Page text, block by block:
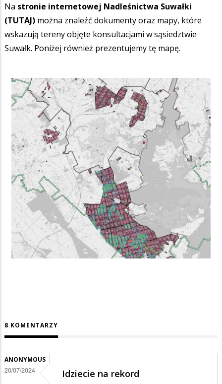
Na stronie internetowej Nadleśnictwa Suwałki
(TUTAJ) można znaleźć dokumenty oraz mapy, które
wskazują tereny objęte konsultacjami w sąsiedztwie
Suwałk. Poniżej również prezentujemy tę mapę.
8 KOMENTARZY
ANONYMOUS
20/07/2024 Idziecie na rekord